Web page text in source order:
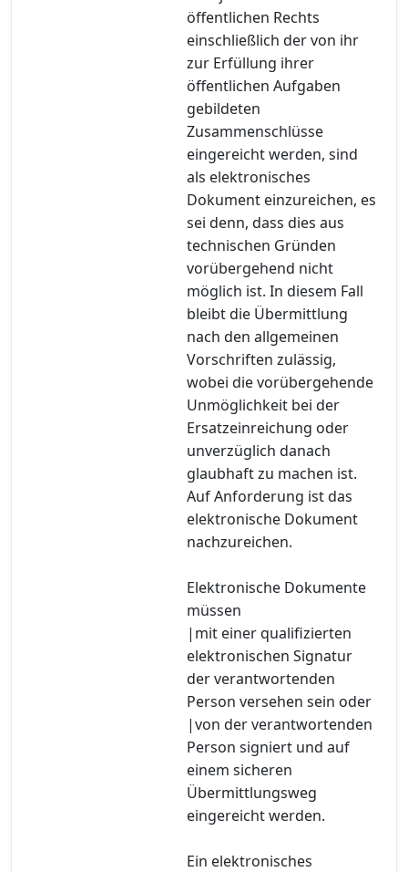
öffentlichen Rechts
einschließlich der von ihr
zur Erfüllung ihrer
öffentlichen Aufgaben
gebildeten
Zusammenschlüsse
eingereicht werden, sind
als elektronisches
Dokument einzureichen, es
sei denn, dass dies aus
technischen Gründen
vorübergehend nicht
möglich ist. In diesem Fall
bleibt die Übermittlung
nach den allgemeinen
Vorschriften zulässig,
wobei die vorübergehende
Unmöglichkeit bei der
Ersatzeinreichung oder
unverzüglich danach
glaubhaft zu machen ist.
Auf Anforderung ist das
elektronische Dokument
nachzureichen.
Elektronische Dokumente
müssen
|mit einer qualifizierten
elektronischen Signatur
der verantwortenden
Person versehen sein oder
|von der verantwortenden
Person signiert und auf
einem sicheren
Übermittlungsweg
eingereicht werden.
Ein elektronisches